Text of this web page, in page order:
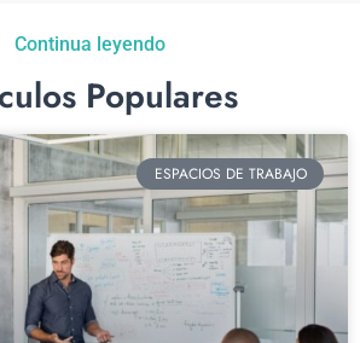
Continua leyendo
Populares
ESPACIOS DE TRABAJO